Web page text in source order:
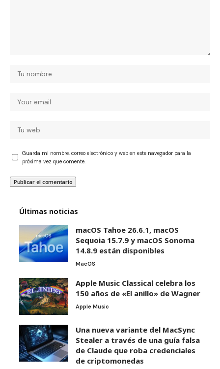
Guarda mi nombre, correo electrónico y web en este navegador para la
próxima vez que comente.
Últimas noticias
macOS Tahoe 26.6.1, macOS
Sequoia 15.7.9 y macOS Sonoma
14.8.9 están disponibles
MacOS
Apple Music Classical celebra los
150 años de «El anillo» de Wagner
Apple Music
Una nueva variante del MacSync
Stealer a través de una guía falsa
de Claude que roba credenciales
de criptomonedas